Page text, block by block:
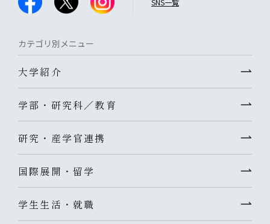
カテゴリ別メニュー
大学紹介
学部・研究科／教育
研究・産学官連携
国際展開・留学
学生生活・就職